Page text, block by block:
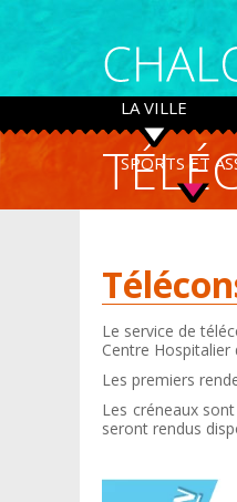
Panneau de gestion des
LA VILLE
SPORTS ET
Le service de
Centre Hospitalier
Les premiers
Les créneaux
seront rendus